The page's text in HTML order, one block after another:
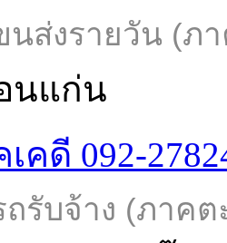
นส่งรายวัน (ภ
นแก่น
คดี 092-
ถรับจ้าง (ภาคต